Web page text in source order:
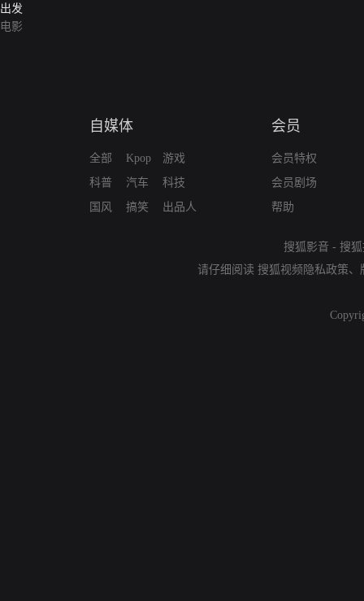
出发
电影
自媒体
全部
科普
国风
Kpop
汽车
搞笑
游戏
科技
出品人
会员
会员特权
会员剧场
帮助
搜狐影音 - 搜
请仔细阅读 搜狐视频隐私政策、